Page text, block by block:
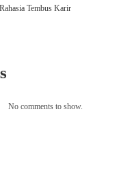
Tembus Karir
No comments to show.